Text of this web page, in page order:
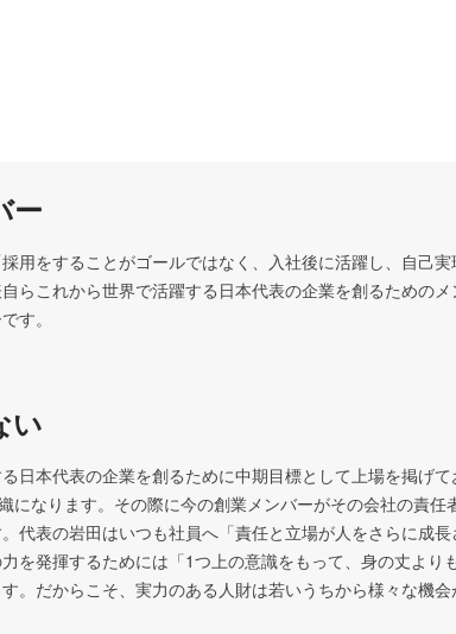
ー
用をすることがゴールではなく、入社後に活躍し、自己
らこれから世界で活躍する日本代表の企業を創るための
す。
い
日本代表の企業を創るために中期目標として上場を掲げ
になります。その際に今の創業メンバーがその会社の責任
代表の岩田はいつも社員へ「責任と立場が人をさらに成
を発揮するためには「1つ上の意識をもって、身の丈より
。だからこそ、実力のある人財は若いうちから様々な機会